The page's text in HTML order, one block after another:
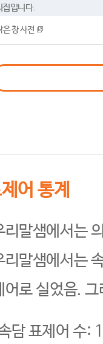
집입니다.
은 창 사전
어 통계
리말샘에서는
리말샘에서는
어로 실었음.
담 표제어 수: